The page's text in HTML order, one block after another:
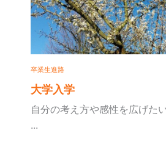
卒業生進路
大学入学
自分の考え方や感性を広げた
...